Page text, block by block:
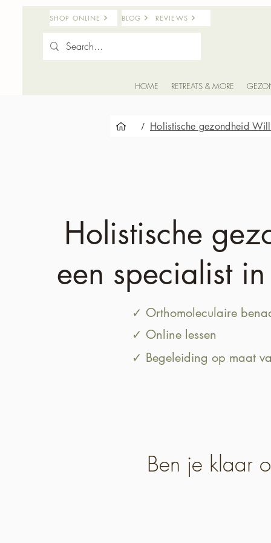
SHOP ONLINE BLOG REVIEWS
HOME RETREATS & MORE
/ Holistische gezondheid
Holistische
een specialist
✓ Orthomoleculaire
✓ Online lessen
✓ Begeleiding op maat
Ben je klaar